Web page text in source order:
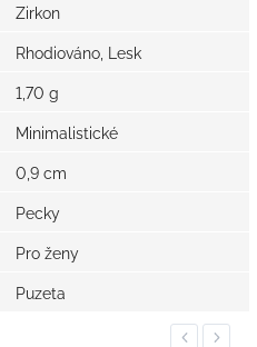
Zirkon
Rhodiováno, Lesk
1,70 g
Minimalistické
0,9 cm
Pecky
Pro ženy
Puzeta
Previous
Next